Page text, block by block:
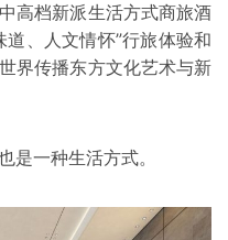
档新派生活方式商旅酒
、人文情怀”行旅体验和
界传播东方文化艺术与新
一种生活方式。